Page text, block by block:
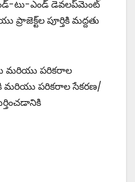
టు-ఎండ్ డెవలప్‌మెంట్
ప్రాజెక్ట్‌ల పూర్తికి మద్దతు
మరియు పరికరాల
మరియు పరికరాల సేకరణ/